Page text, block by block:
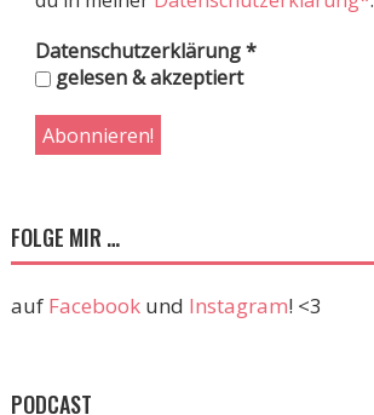
Datenschutzerklärung*
gelesen & akzeptiert
FOLGE MIR …
auf Facebookund Instagram! <3
PODCAST